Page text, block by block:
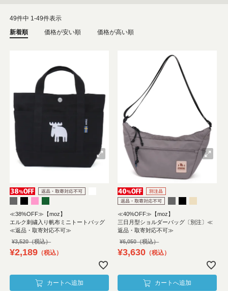
価格が安い順 価格が高い順
新着順
49件中 1-49件表示
≪38%OFF≫【moz】
エルク刺繍入り帆布ミニトートバッグ
≪返品・取寄対応不可≫
¥3,520
¥2,189 税込
カートへ追加
≪40%OFF≫【moz】
三日月型ショルダーバッグ〔別注〕≪
返品・取寄対応不可≫
¥6,050
¥3,630 税込
カートへ追加